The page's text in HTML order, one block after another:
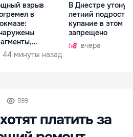
взрыв
в
44 минуты назад
В Днестре утонул
летний
купание в этом
запрещено
вчера
599
платить за